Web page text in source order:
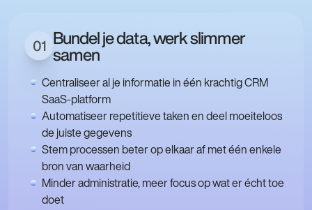
01 Bundel je data, werk slimmer
samen
Centraliseer al je informatie in één krachtig CRM
SaaS-platform
Automatiseer repetitieve taken en deel moeiteloos
de juiste gegevens
Stem processen beter op elkaar af met één enkele
bron van waarheid
Minder administratie, meer focus op wat er écht toe
doet